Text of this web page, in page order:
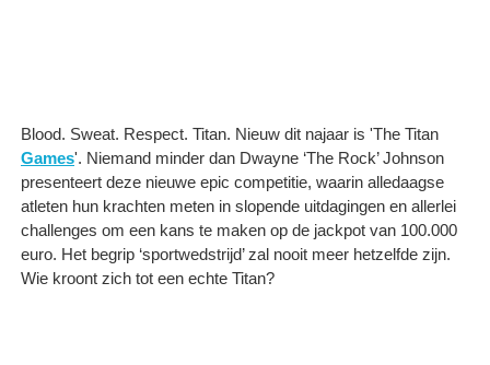
Blood. Sweat. Respect. Titan. Nieuw dit najaar is 'The Titan
Games'. Niemand minder dan Dwayne ‘The Rock’ Johnson
presenteert deze nieuwe epic competitie, waarin alledaagse
atleten hun krachten meten in slopende uitdagingen en allerlei
challenges om een kans te maken op de jackpot van 100.000
euro. Het begrip ‘sportwedstrijd’ zal nooit meer hetzelfde zijn.
Wie kroont zich tot een echte Titan?